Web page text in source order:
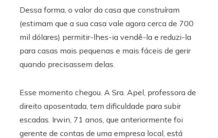
Dessa forma, o valor da casa que construíram
(estimam que a sua casa vale agora cerca de 700
mil dólares) permitir-lhes-ia vendê-la e reduzi-la
para casas mais pequenas e mais fáceis de gerir
quando precisassem delas.
Esse momento chegou. A Sra. Apel, professora de
direito aposentada, tem dificuldade para subir
escadas. Irwin, 71 anos, que anteriormente foi
gerente de contas de uma empresa local, está